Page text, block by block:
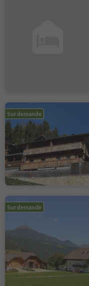
Sur demande
Sur demande